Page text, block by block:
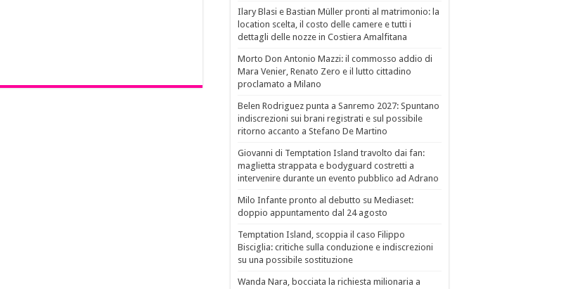
Ilary Blasi e Bastian Müller pronti al matrimonio: la
location scelta, il costo delle camere e tutti i
dettagli delle nozze in Costiera Amalfitana
Morto Don Antonio Mazzi: il commosso addio di
Mara Venier, Renato Zero e il lutto cittadino
proclamato a Milano
Belen Rodriguez punta a Sanremo 2027: Spuntano
indiscrezioni sui brani registrati e sul possibile
ritorno accanto a Stefano De Martino
Giovanni di Temptation Island travolto dai fan:
maglietta strappata e bodyguard costretti a
intervenire durante un evento pubblico ad Adrano
Milo Infante pronto al debutto su Mediaset:
doppio appuntamento dal 24 agosto
Temptation Island, scoppia il caso Filippo
Bisciglia: critiche sulla conduzione e indiscrezioni
su una possibile sostituzione
Wanda Nara, bocciata la richiesta milionaria a